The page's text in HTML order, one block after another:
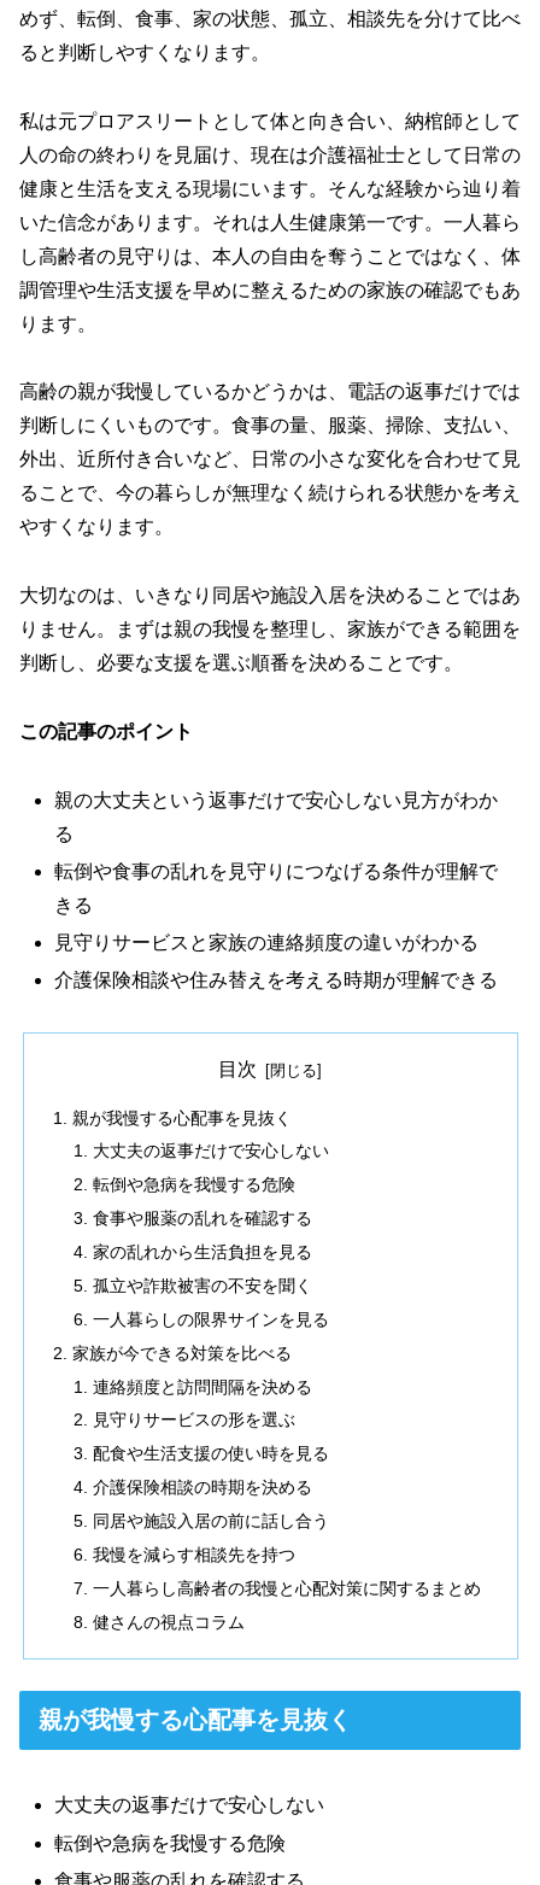
めず、転倒、食事、家の状態、孤立、相談先を分けて比べ
ると判断しやすくなります。
私は元プロアスリートとして体と向き合い、納棺師として
人の命の終わりを見届け、現在は介護福祉士として日常の
健康と生活を支える現場にいます。そんな経験から辿り着
いた信念があります。それは人生健康第一です。一人暮ら
し高齢者の見守りは、本人の自由を奪うことではなく、体
調管理や生活支援を早めに整えるための家族の確認でもあ
ります。
高齢の親が我慢しているかどうかは、電話の返事だけでは
判断しにくいものです。食事の量、服薬、掃除、支払い、
外出、近所付き合いなど、日常の小さな変化を合わせて見
ることで、今の暮らしが無理なく続けられる状態かを考え
やすくなります。
大切なのは、いきなり同居や施設入居を決めることではあ
りません。まずは親の我慢を整理し、家族ができる範囲を
判断し、必要な支援を選ぶ順番を決めることです。
この記事のポイント
親の大丈夫という返事だけで安心しない見方がわか
る
転倒や食事の乱れを見守りにつなげる条件が理解で
きる
見守りサービスと家族の連絡頻度の違いがわかる
介護保険相談や住み替えを考える時期が理解できる
目次
親が我慢する心配事を見抜く
大丈夫の返事だけで安心しない
転倒や急病を我慢する危険
食事や服薬の乱れを確認する
家の乱れから生活負担を見る
孤立や詐欺被害の不安を聞く
一人暮らしの限界サインを見る
家族が今できる対策を比べる
連絡頻度と訪問間隔を決める
見守りサービスの形を選ぶ
配食や生活支援の使い時を見る
介護保険相談の時期を決める
同居や施設入居の前に話し合う
我慢を減らす相談先を持つ
一人暮らし高齢者の我慢と心配対策に関するまとめ
健さんの視点コラム
親が我慢する心配事を見抜く
大丈夫の返事だけで安心しない
転倒や急病を我慢する危険
食事や服薬の乱れを確認する